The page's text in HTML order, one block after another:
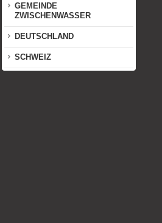
GEMEINDE
ZWISCHENWASSER
DEUTSCHLAND
SCHWEIZ